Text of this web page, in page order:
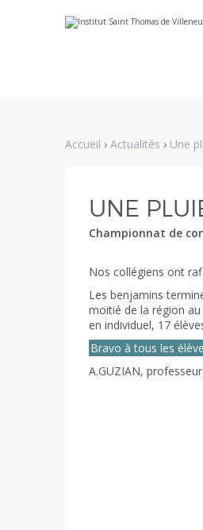
au
personnels
Accueil › Actualités › Une
UNE
Championnat de
Nos collégiens ont
Les benjamins
moitié de la région
en individuel, 17
Bravo à tous les
A.GUZIAN, professeur